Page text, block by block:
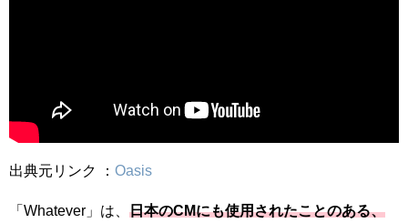
出典元リンク ： Oasis
「Whatever」は、 日本のCMにも使用されたことのある、